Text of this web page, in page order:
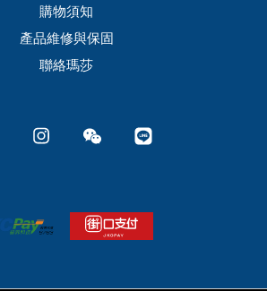
購物須知
產品維修與保固
聯絡瑪莎
Facebook Instagram Wechat